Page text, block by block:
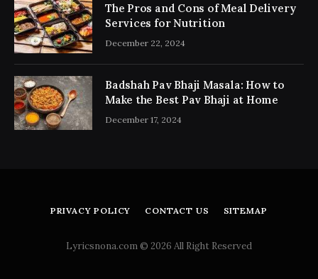
The Pros and Cons of Meal Delivery
Services for Nutrition
December 22, 2024
Badshah Pav Bhaji Masala: How to
Make the Best Pav Bhaji at Home
December 17, 2024
PRIVACY POLICY CONTACT US SITEMAP
Lyricsnona.com © 2026 All Right Reserved